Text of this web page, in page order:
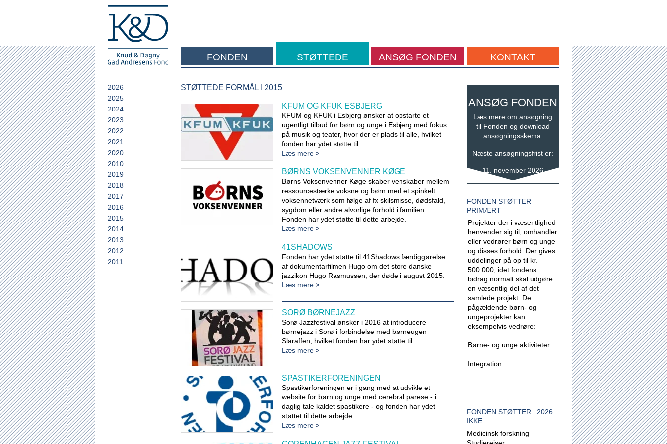
FONDEN STØTTEDE ANSØG FONDEN KONTAKT
STØTTEDE FORMÅL I 2015
KFUM OG KFUK ESBJERG
KFUM og KFUK i Esbjerg ønsker at opstarte et
ugentligt tilbud for børn og unge i Esbjerg med fokus
på musik og teater, hvor der er plads til alle, hvilket
fonden har ydet støtte til.
Læs mere
BØRNS VOKSENVENNER KØGE
Børns Voksenvenner Køge skaber venskaber mellem
ressourcestærke voksne og børn med et spinkelt
voksennetværk som følge af fx skilsmisse, dødsfald,
sygdom eller andre alvorlige forhold i familien.
Fonden har ydet støtte til dette arbejde.
Læs mere
41SHADOWS
Fonden har ydet støtte til 41Shadows færdiggørelse
af dokumentarfilmen Hugo om det store danske
jazzikon Hugo Rasmussen, der døde i august 2015.
Læs mere
SORØ BØRNEJAZZ
Sorø Jazzfestival ønsker i 2016 at introducere
børnejazz i Sorø i forbindelse med børneugen
Slaraffen, hvilket fonden har ydet støtte til.
Læs mere
SPASTIKERFORENINGEN
Spastikerforeningen er i gang med at udvikle et
website for børn og unge med cerebral parese - i
daglig tale kaldet spastikere - og fonden har ydet
støttet til dette arbejde.
Læs mere
ANSØG FONDEN
Læs mere om ansøgning
til Fonden og download
ansøgningsskema.
Næste ansøgningsfrist er:
11. november 2026
FONDEN STØTTER
PRIMÆRT
Projekter der i væsentlighed
henvender sig til, omhandler
eller vedrører børn og unge
og disses forhold. Der gives
uddelinger på op til kr.
500.000, idet fondens
bidrag normalt skal udgøre
en væsentlig del af det
samlede projekt. De
pågældende børn- og
ungeprojekter kan
eksempelvis vedrøre:
Børne- og unge aktiviteter
Integration
FONDEN STØTTER I 2026
IKKE
Medicinsk forskning
2026
2025
2024
2023
2022
2021
2020
2010
2019
2018
2017
2016
2015
2014
2013
2012
2011